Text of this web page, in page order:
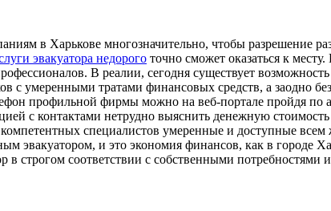
в Харькове многозначительно, чтобы разрешение
эвакуатора недорого точно сможет оказаться к
В реалии, сегодня существует
с умеренными тратами финансовых средств, а заодно
профильной фирмы можно на веб-портале пройдя по
с контактами нетрудно выяснить денежную
компетентных специалистов умеренные и доступные
эвакуатором, и это экономия финансов, как в
в строгом соответствии с собственными